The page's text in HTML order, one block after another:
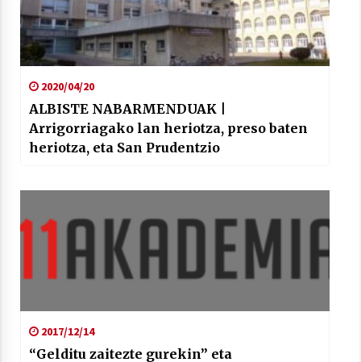
2020/04/20
ALBISTE NABARMENDUAK |
Arrigorriagako lan heriotza, preso baten
heriotza, eta San Prudentzio
2017/12/14
“Gelditu zaitezte gurekin” eta